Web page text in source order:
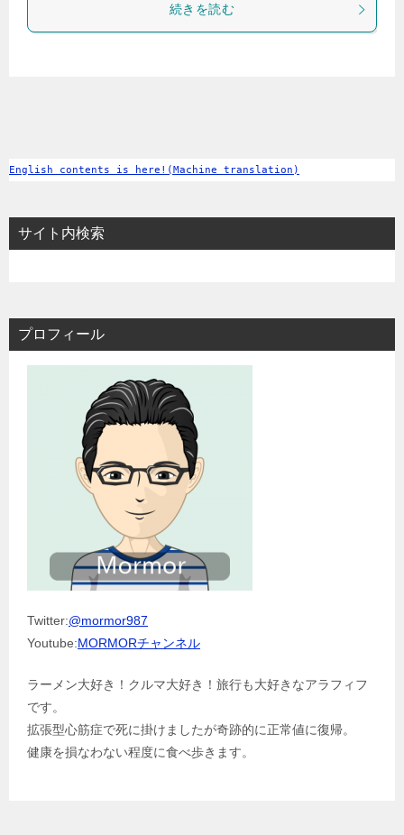
続きを読む
English contents is here!(Machine translation)
サイト内検索
プロフィール
Twitter:@mormor987
Youtube:MORMORチャンネル
ラーメン大好き！クルマ大好き！旅行も大好きなアラフィフ
です。
拡張型心筋症で死に掛けましたが奇跡的に正常値に復帰。
健康を損なわない程度に食べ歩きます。